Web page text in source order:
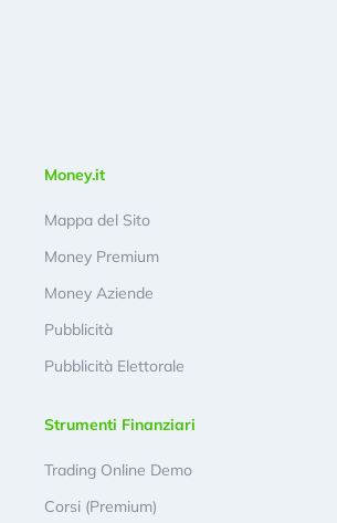
Money.it
Mappa del Sito
Money Premium
Money Aziende
Pubblicità
Pubblicità Elettorale
Strumenti Finanziari
Trading Online Demo
Corsi (Premium)